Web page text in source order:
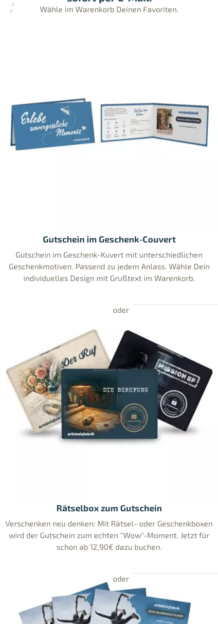
Wähle im Warenkorb Deinen Favoriten.
Gutschein im Geschenk-Couvert
Gutschein im Geschenk-Kuvert mit unterschiedlichen
Geschenkmotiven. Passend zu jedem Anlass. Wähle Dein
individuelles Design mit Grußtext im Warenkorb.
Rätselbox zum Gutschein
Verschenken neu denken: Mit Rätsel- oder Geschenkboxen
wird der Gutschein zum echten "Wow"-Moment. Jetzt für
schon ab 12,90€ dazu buchen.